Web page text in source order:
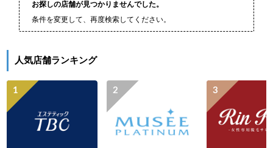
お探しの店舗が見つかりませんでした。
条件を変更して、再度検索してください。
人気店舗ランキング